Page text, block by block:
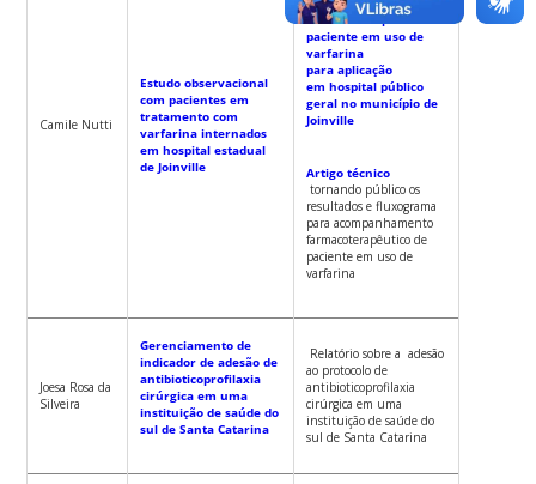
Camile Nutti
Estudo observacional
com pacientes em
tratamento com
varfarina internados
em hospital estadual
de Joinville
farmacoterapêutico de
paciente em uso de
varfarina
para aplicação
em hospital público
geral no município de
Joinville
Artigo técnico
tornando público os
resultados e fluxograma
para acompanhamento
farmacoterapêutico de
paciente em uso de
varfarina
Joesa Rosa da
Silveira
Gerenciamento de
indicador de adesão de
antibioticoprofilaxia
cirúrgica em uma
instituição de saúde do
sul de Santa Catarina
Relatório sobre a adesão
ao protocolo de
antibioticoprofilaxia
cirúrgica em uma
instituição de saúde do
sul de Santa Catarina